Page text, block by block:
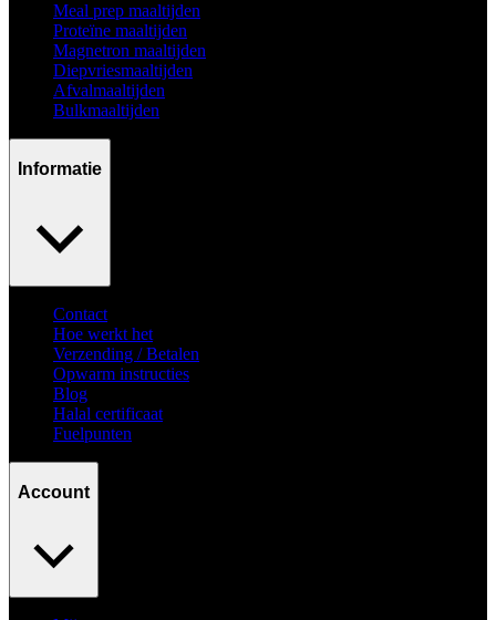
Meal prep maaltijden
Proteïne maaltijden
Magnetron maaltijden
Diepvriesmaaltijden
Afvalmaaltijden
Bulkmaaltijden
Informatie
Contact
Hoe werkt het
Verzending / Betalen
Opwarm instructies
Blog
Halal certificaat
Fuelpunten
Account